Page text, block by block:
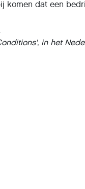
komen dat een
in het